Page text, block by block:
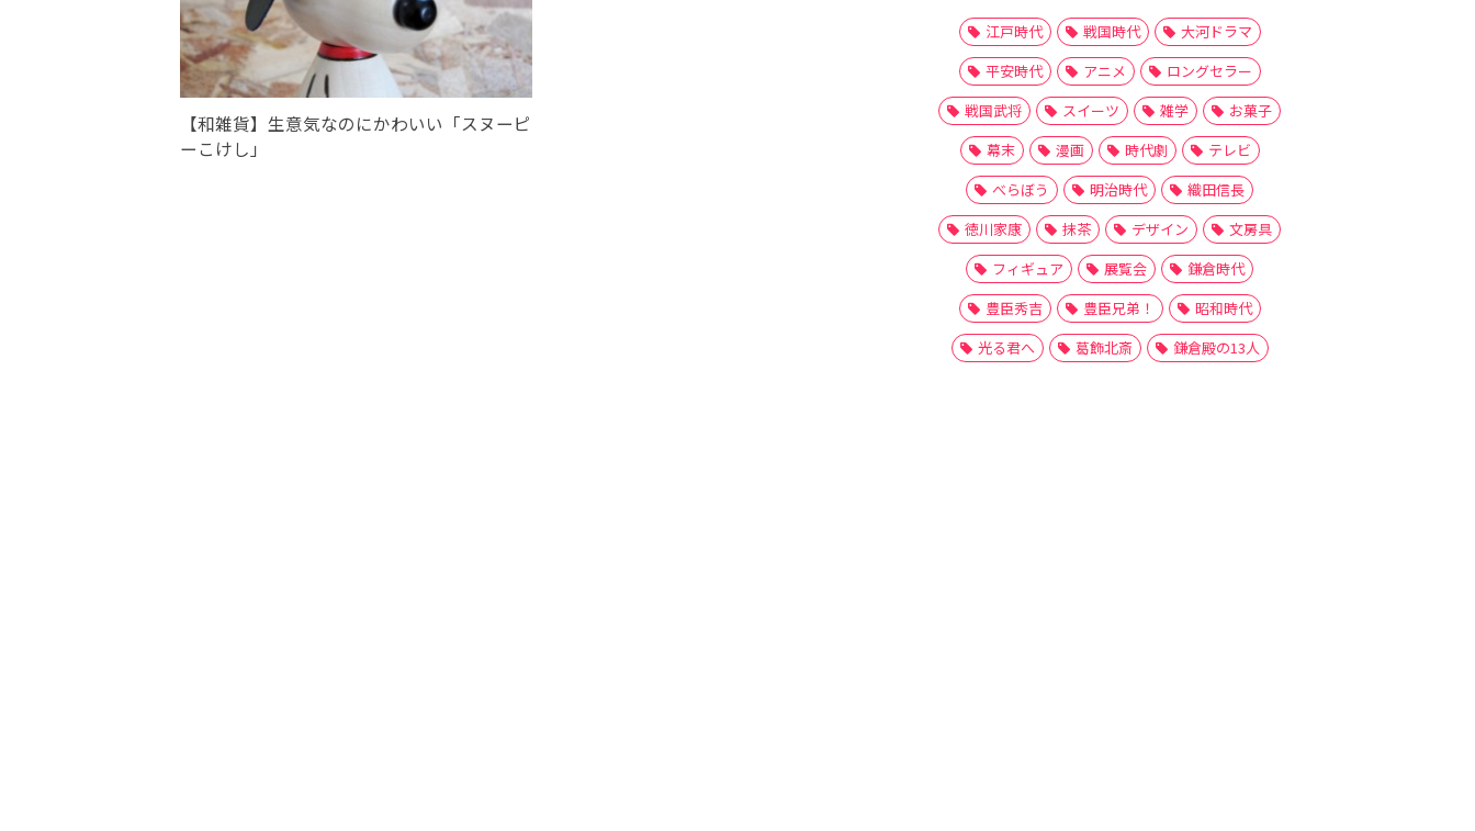
【和雑貨】生意気なのにかわいい「スヌーピ
ーこけし」
江戸時代 戦国時代
大河ドラマ
平安時代
アニメ
ロングセラー
戦国武将
スイーツ 雑学
お菓子
幕末
漫画 時代劇
テレビ
べらぼう
明治時代
織田信長
徳川家康
抹茶 デザイン
文房具
フィギュア
展覧会
鎌倉時代
豊臣秀吉
豊臣兄弟！
昭和時代
光る君へ
葛飾北斎 鎌倉殿の13人